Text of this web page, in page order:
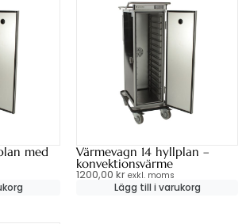
med Värmevagn 14 hyllplan –
konvektionsvärme
1200,00 kr exkl. moms
Lägg till i varukorg